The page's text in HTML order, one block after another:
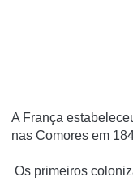
A França
nas Comores em
Os primeiros